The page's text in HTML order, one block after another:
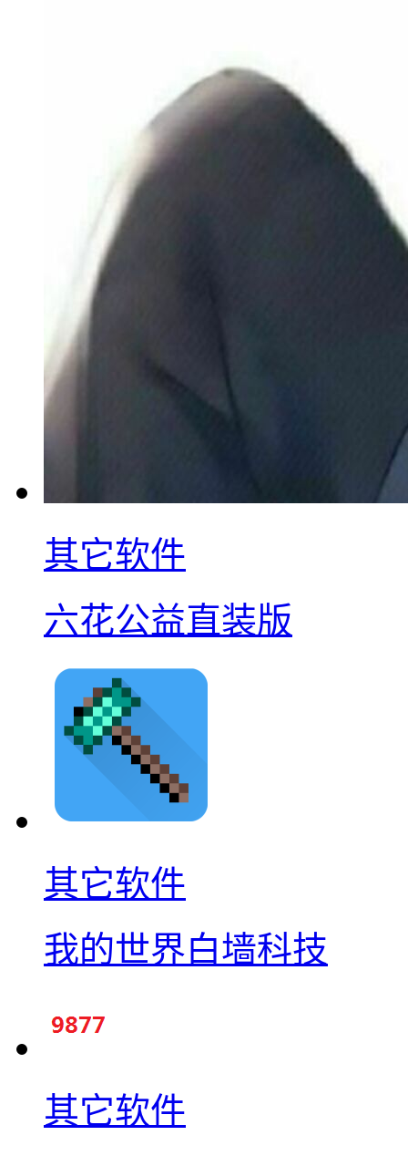
其它软件
六花公益直装版
其它软件
我的世界白墙科技
其它软件